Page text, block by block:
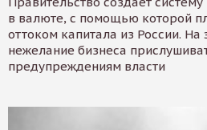
в валюте, с помощью которой
оттоком капитала из России. На
нежелание бизнеса
предупреждениям власти